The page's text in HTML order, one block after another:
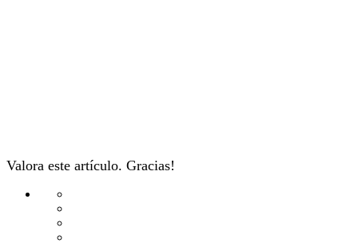
Valora este artículo. Gracias!